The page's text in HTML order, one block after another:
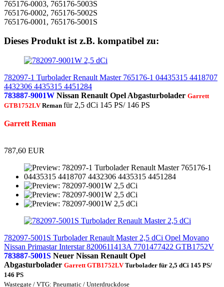
765176-0003, 765176-5003S
765176-0002, 765176-5002S
765176-0001, 765176-5001S
Dieses Produkt ist z.B. kompatibel zu:
782097-1 Turbolader Renault Master 765176-1 04435315 4418707
4432306 4435315 4451284
783887-9001W Nissan Renault Opel Abgasturbolader Garrett
GTB1752LVReman für 2,5 dCi 145 PS/ 146 PS
Garrett Reman
787,60 EUR
782097-5001S Turbolader Renault Master 2,5 dCi Opel Movano
Nissan Primastar Interstar 8200611413A 7701477422 GTB1752V
783887-5001S Neuer Nissan Renault Opel
Abgasturbolader Garrett GTB1752LVTurbolader für 2,5 dCi 145 PS/
146 PS
Wastegate / VTG: Pneumatic / Unterdruckdose